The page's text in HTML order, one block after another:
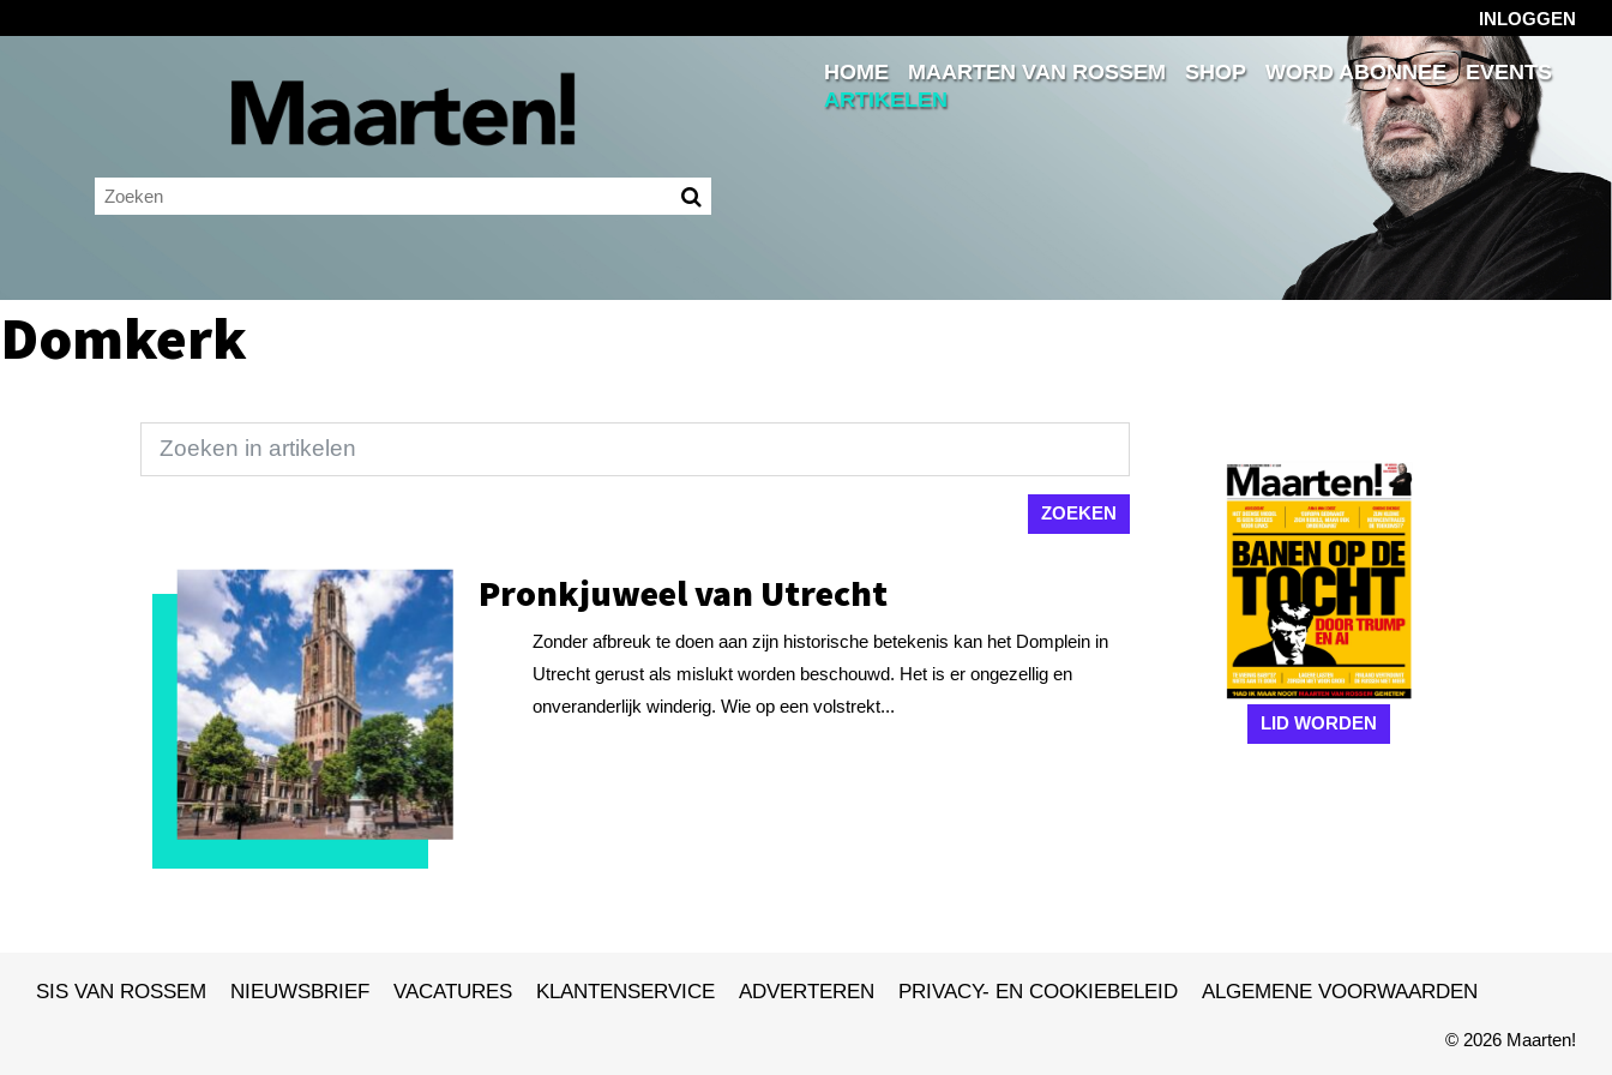
INLOGGEN
Inloggen
Ingelogd blijven
HOME MAARTEN VAN ROSSEM SHOP WORD ABONNEE
EVENTS
ARTIKELEN
Domkerk
Pronkjuweel van Utrecht
Zonder afbreuk te doen aan zijn historische betekenis kan het Domplein in
Utrecht gerust als mislukt worden beschouwd. Het is er ongezellig en
onveranderlijk winderig. Wie op een volstrekt...
LID WORDEN
SIS VAN ROSSEM NIEUWSBRIEF VACATURES KLANTENSERVICE ADVERTEREN PRIVACY- EN COOKIEBELEID ALGEMENE VOORWAARDEN
© 2026 Maarten!